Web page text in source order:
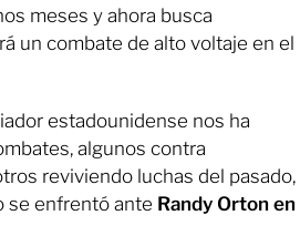
meses y ahora busca
un combate de alto voltaje en el
estadounidense nos ha
algunos contra
reviviendo luchas del pasado,
se enfrentó ante Randy Orton en